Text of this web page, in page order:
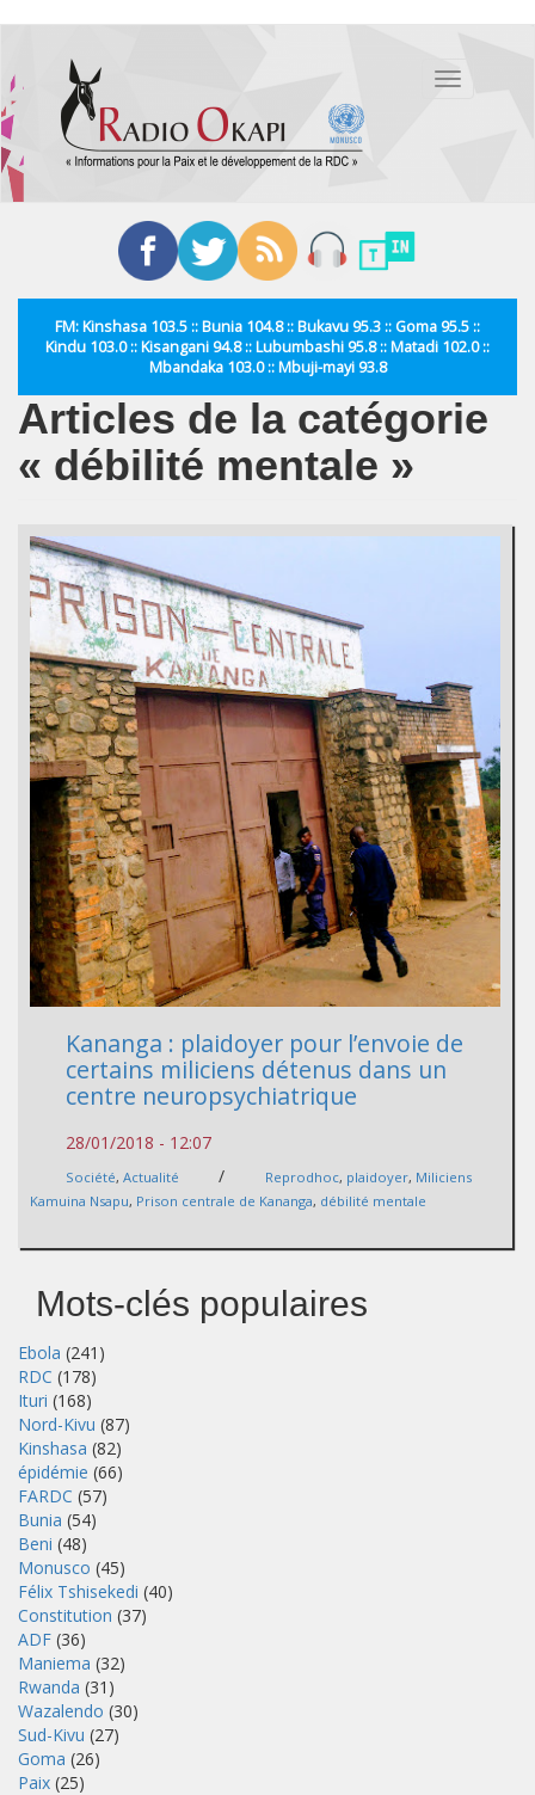
contenu
principal
Toggle
FM: Kinshasa 103.5 :: Bunia 104.8 :: Bukavu 95.3 :: Goma 95.5 ::
Kindu 103.0 :: Kisangani 94.8 :: Lubumbashi 95.8 :: Matadi 102.0 ::
Mbandaka 103.0 :: Mbuji-mayi 93.8
Articles de la catégorie
« débilité mentale »
Kananga : plaidoyer pour l’envoie de
certains miliciens détenus dans un
centre neuropsychiatrique
28/01/2018 - 12:07
Société, Actualité / Reprodhoc, plaidoyer, Miliciens
Kamuina Nsapu, Prison centrale de Kananga, débilité mentale
Mots-clés populaires
Ebola (241)
RDC (178)
Ituri (168)
Nord-Kivu (87)
Kinshasa (82)
épidémie (66)
FARDC (57)
Bunia (54)
Beni (48)
Monusco (45)
Félix Tshisekedi (40)
Constitution (37)
ADF (36)
Maniema (32)
Rwanda (31)
Wazalendo (30)
Sud-Kivu (27)
Goma (26)
Paix (25)